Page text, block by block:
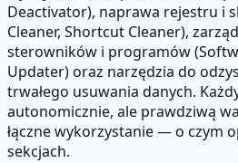
Deactivator), naprawa rejestru i
Cleaner, Shortcut Cleaner),
sterowników i programów
Updater) oraz narzędzia do
trwałego usuwania danych.
autonomicznie, ale prawdziwą
łączne wykorzystanie — o czym
sekcjach.